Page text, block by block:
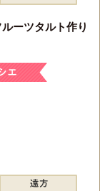
ーツタルト作り